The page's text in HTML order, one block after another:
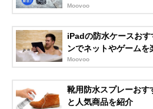
Moovoo
iPadの防水ケースお
ンでネットやゲームを
Moovoo
靴用防水スプレーおす
と人気商品を紹介